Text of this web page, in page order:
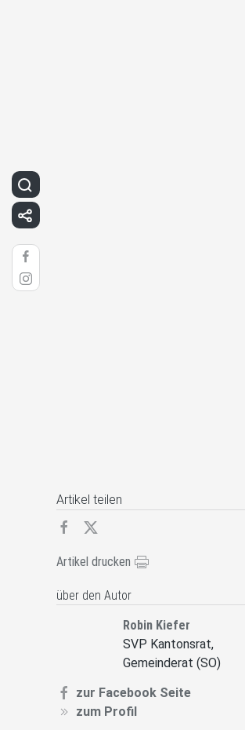
Artikel teilen
Artikel drucken
über den Autor
Robin Kiefer
SVP Kantonsrat,
Gemeinderat (SO)
zur Facebook Seite
zum Profil